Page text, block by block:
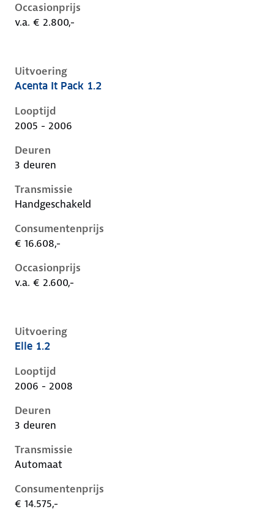
Occasionprijs
v.a. € 2.800,-
Uitvoering
Nissan Micra iii-k12-1e-facelift, 1.2, 59 kW, Benzine,
Acenta It Pack 1.2
Looptijd
2005 - 2006
Deuren
3 deuren
Transmissie
Handgeschakeld
Consumentenprijs
€ 16.608,-
Occasionprijs
v.a. € 2.600,-
Uitvoering
Nissan Micra iii-k12-1e-facelift, 1.2, 59 kW, Benzine,
Elle 1.2
Looptijd
2006 - 2008
Deuren
3 deuren
Transmissie
Automaat
Consumentenprijs
€ 14.575,-